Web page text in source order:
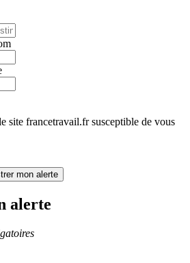
site francetravail.fr susceptible de vous
mon alerte
alerte